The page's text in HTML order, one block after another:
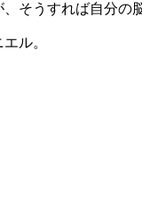
そうすれば自分の
ル。